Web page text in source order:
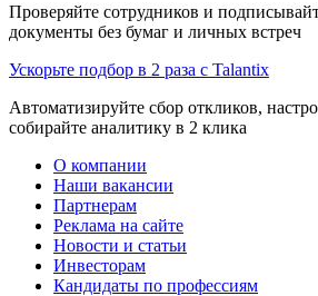
Проверяйте сотрудников и
документы без бумаг и личных встреч
Ускорьте подбор в 2 раза с Talantix
Автоматизируйте сбор откликов,
собирайте аналитику в 2 клика
О компании
Наши вакансии
Партнерам
Реклама на сайте
Новости и статьи
Инвесторам
Кандидаты по профессиям